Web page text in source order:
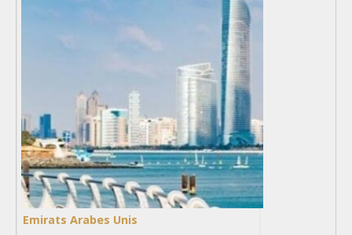
Emirats Arabes Unis